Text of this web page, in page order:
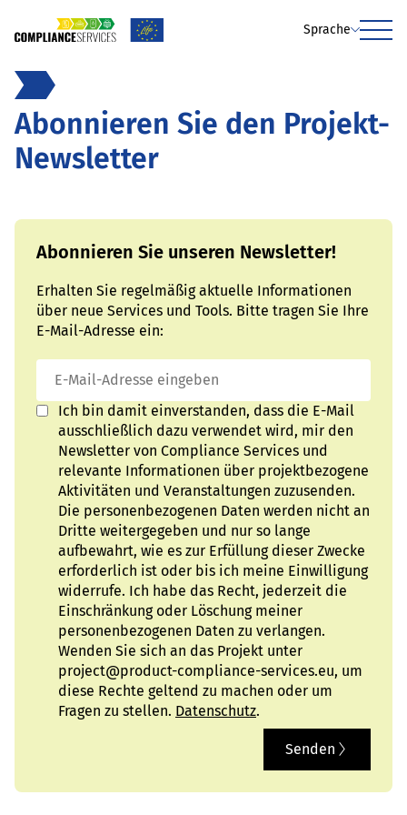
Sprache
Menu
Abonnieren Sie den Projekt-
Newsletter
Abonnieren Sie unseren Newsletter!
Erhalten Sie regelmäßig aktuelle Informationen
über neue Services und Tools. Bitte tragen Sie Ihre
E-Mail-Adresse ein:
Ich bin damit einverstanden, dass die E-Mail
ausschließlich dazu verwendet wird, mir den
Newsletter von Compliance Services und
relevante Informationen über projektbezogene
Aktivitäten und Veranstaltungen zuzusenden.
Die personenbezogenen Daten werden nicht an
Dritte weitergegeben und nur so lange
aufbewahrt, wie es zur Erfüllung dieser Zwecke
erforderlich ist oder bis ich meine Einwilligung
widerrufe. Ich habe das Recht, jederzeit die
Einschränkung oder Löschung meiner
personenbezogenen Daten zu verlangen.
Wenden Sie sich an das Projekt unter
project@product-compliance-services.eu, um
diese Rechte geltend zu machen oder um
Fragen zu stellen. Datenschutz.
Senden